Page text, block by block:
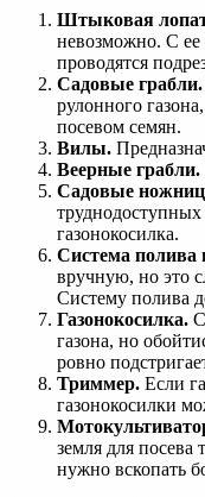
Штыковая
невозможно. С ее
проводятся
Садовые грабли.
рулонного
посевом семян.
Вилы.
Веерные грабли.
Садовые
труднодоступных
газонокосилка.
Система полива
вручную, но это
Систему полива
Газонокосилка.
газона, но
ровно
Триммер. Если
газонокосилки
земля для
нужно вскопать